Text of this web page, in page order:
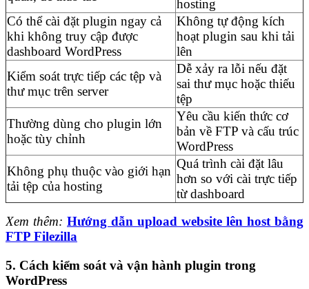
hosting
Có thể cài đặt plugin ngay cả
khi không truy cập được
dashboard WordPress
Không tự động kích
hoạt plugin sau khi tải
lên
Kiểm soát trực tiếp các tệp và
thư mục trên server
Dễ xảy ra lỗi nếu đặt
sai thư mục hoặc thiếu
tệp
Thường dùng cho plugin lớn
hoặc tùy chỉnh
Yêu cầu kiến thức cơ
bản về FTP và cấu trúc
WordPress
Không phụ thuộc vào giới hạn
tải tệp của hosting
Quá trình cài đặt lâu
hơn so với cài trực tiếp
từ dashboard
Xem thêm: Hướng dẫn upload website lên host bằng
FTP Filezilla
5. Cách kiểm soát và vận hành plugin trong
WordPress